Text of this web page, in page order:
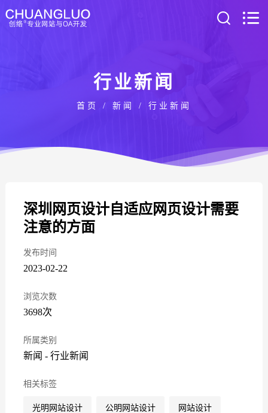
行业新闻
首页 / 新闻 / 行业新闻
深圳网页设计自适应网页设计需要
注意的方面
发布时间
2023-02-22
浏览次数
3698次
所属类别
新闻 - 行业新闻
相关标签
光明网站设计 公明网站设计 网站设计